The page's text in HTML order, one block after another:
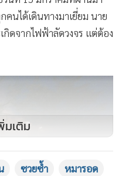
คนได้เดินทางมาเยี่ยม นาย
ดจากไฟฟ้าลัดวงจร แต่ต้อง
มเติม
ซวยซ้ำ
หมารอด